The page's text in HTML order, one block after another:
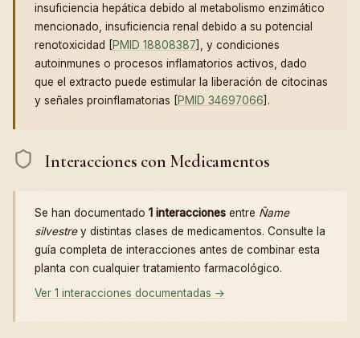
insuficiencia hepática debido al metabolismo enzimático
mencionado, insuficiencia renal debido a su potencial
renotoxicidad [PMID 18808387], y condiciones
autoinmunes o procesos inflamatorios activos, dado
que el extracto puede estimular la liberación de citocinas
y señales proinflamatorias [PMID 34697066].
Interacciones con Medicamentos
Se han documentado 1 interacciones entre Ñame
silvestrey distintas clases de medicamentos. Consulte la
guía completa de interacciones antes de combinar esta
planta con cualquier tratamiento farmacológico.
Ver 1 interacciones documentadas →